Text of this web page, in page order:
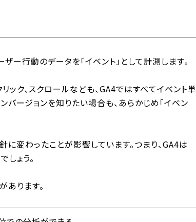
ー行動のデータを「イベント」として計測します。
ク、スクロールなども、GA4ではすべてイベント単
バージョンを知りたい場合も、あらかじめ「イベン
変わったことが影響しています。つまり、GA4は
ょう。
あります。